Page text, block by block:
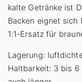
kalte Getränke ist
Backen eignet sich
1:1-Ersatz für
Lagerung:
Haltbarkeit: 3 bis 6